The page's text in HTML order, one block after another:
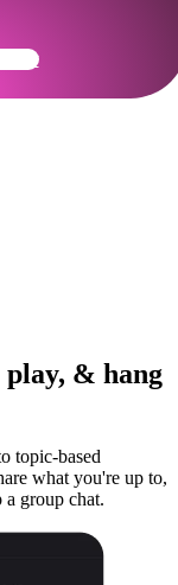
& hang
topic-based
what you're up to,
group chat.